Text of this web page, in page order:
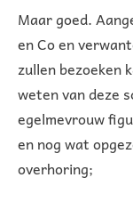
Maar goed.
en Co en
zullen bezoeken
weten van deze
egelmevrouw
en nog wat
overhoring;